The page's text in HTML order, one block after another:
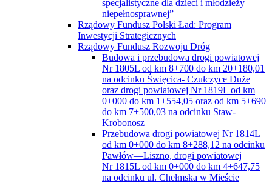
specjalistyczne dla dzieci i młodzieży
niepełnosprawnej”
Rządowy Fundusz Polski Ład: Program
Inwestycji Strategicznych
Rządowy Fundusz Rozwoju Dróg
Budowa i przebudowa drogi powiatowej
Nr 1805L od km 8+700 do km 20+180,01
na odcinku Święcica- Czułczyce Duże
oraz drogi powiatowej Nr 1819L od km
0+000 do km 1+554,05 oraz od km 5+690
do km 7+500,03 na odcinku Staw-
Krobonosz
Przebudowa drogi powiatowej Nr 1814L
od km 0+000 do km 8+288,12 na odcinku
Pawłów—Liszno, drogi powiatowej
Nr 1815L od km 0+000 do km 4+647,75
na odcinku ul. Chełmska w Mieście